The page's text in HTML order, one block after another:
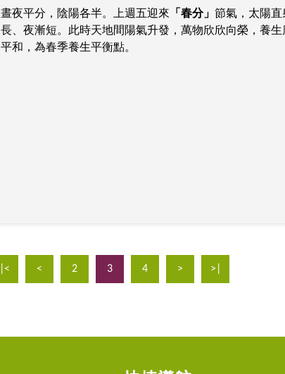
晝夜平分，陰陽各半。上週五迎來 「春分」 節氣，太陽
長、夜漸短。此時天地間陽氣升發，萬物欣欣向榮，養
平和，為春季養生平衡點。
|< < 2 3 4 > >|